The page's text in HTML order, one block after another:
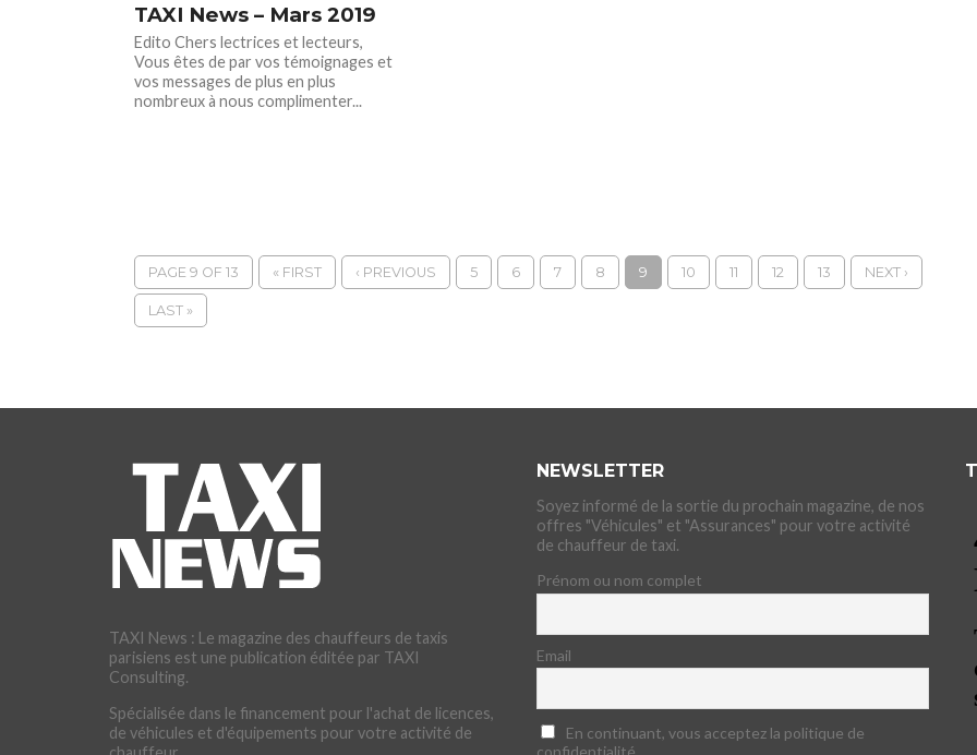
TAXI News – Mars 2019
Edito Chers lectrices et lecteurs,
Vous êtes de par vos témoignages et
vos messages de plus en plus
nombreux à nous complimenter...
PAGE 9 OF 13 « FIRST ‹ PREVIOUS 5 6 7 8 9 10 11 12 13 NEXT ›
LAST »
TAXI News : Le magazine des chauffeurs de taxis
parisiens est une publication éditée par TAXI
Consulting.
Spécialisée dans le financement pour l'achat de licences,
de véhicules et d'équipements pour votre activité de
NEWSLETTER
Soyez informé de la sortie du prochain magazine, de nos
offres "Véhicules" et "Assurances" pour votre activité
de chauffeur de taxi.
Prénom ou nom complet
Email
En continuant, vous acceptez la politique de
confidentialité